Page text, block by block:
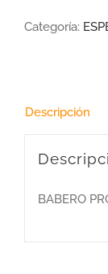
Categoría:
Descripción
BABERO